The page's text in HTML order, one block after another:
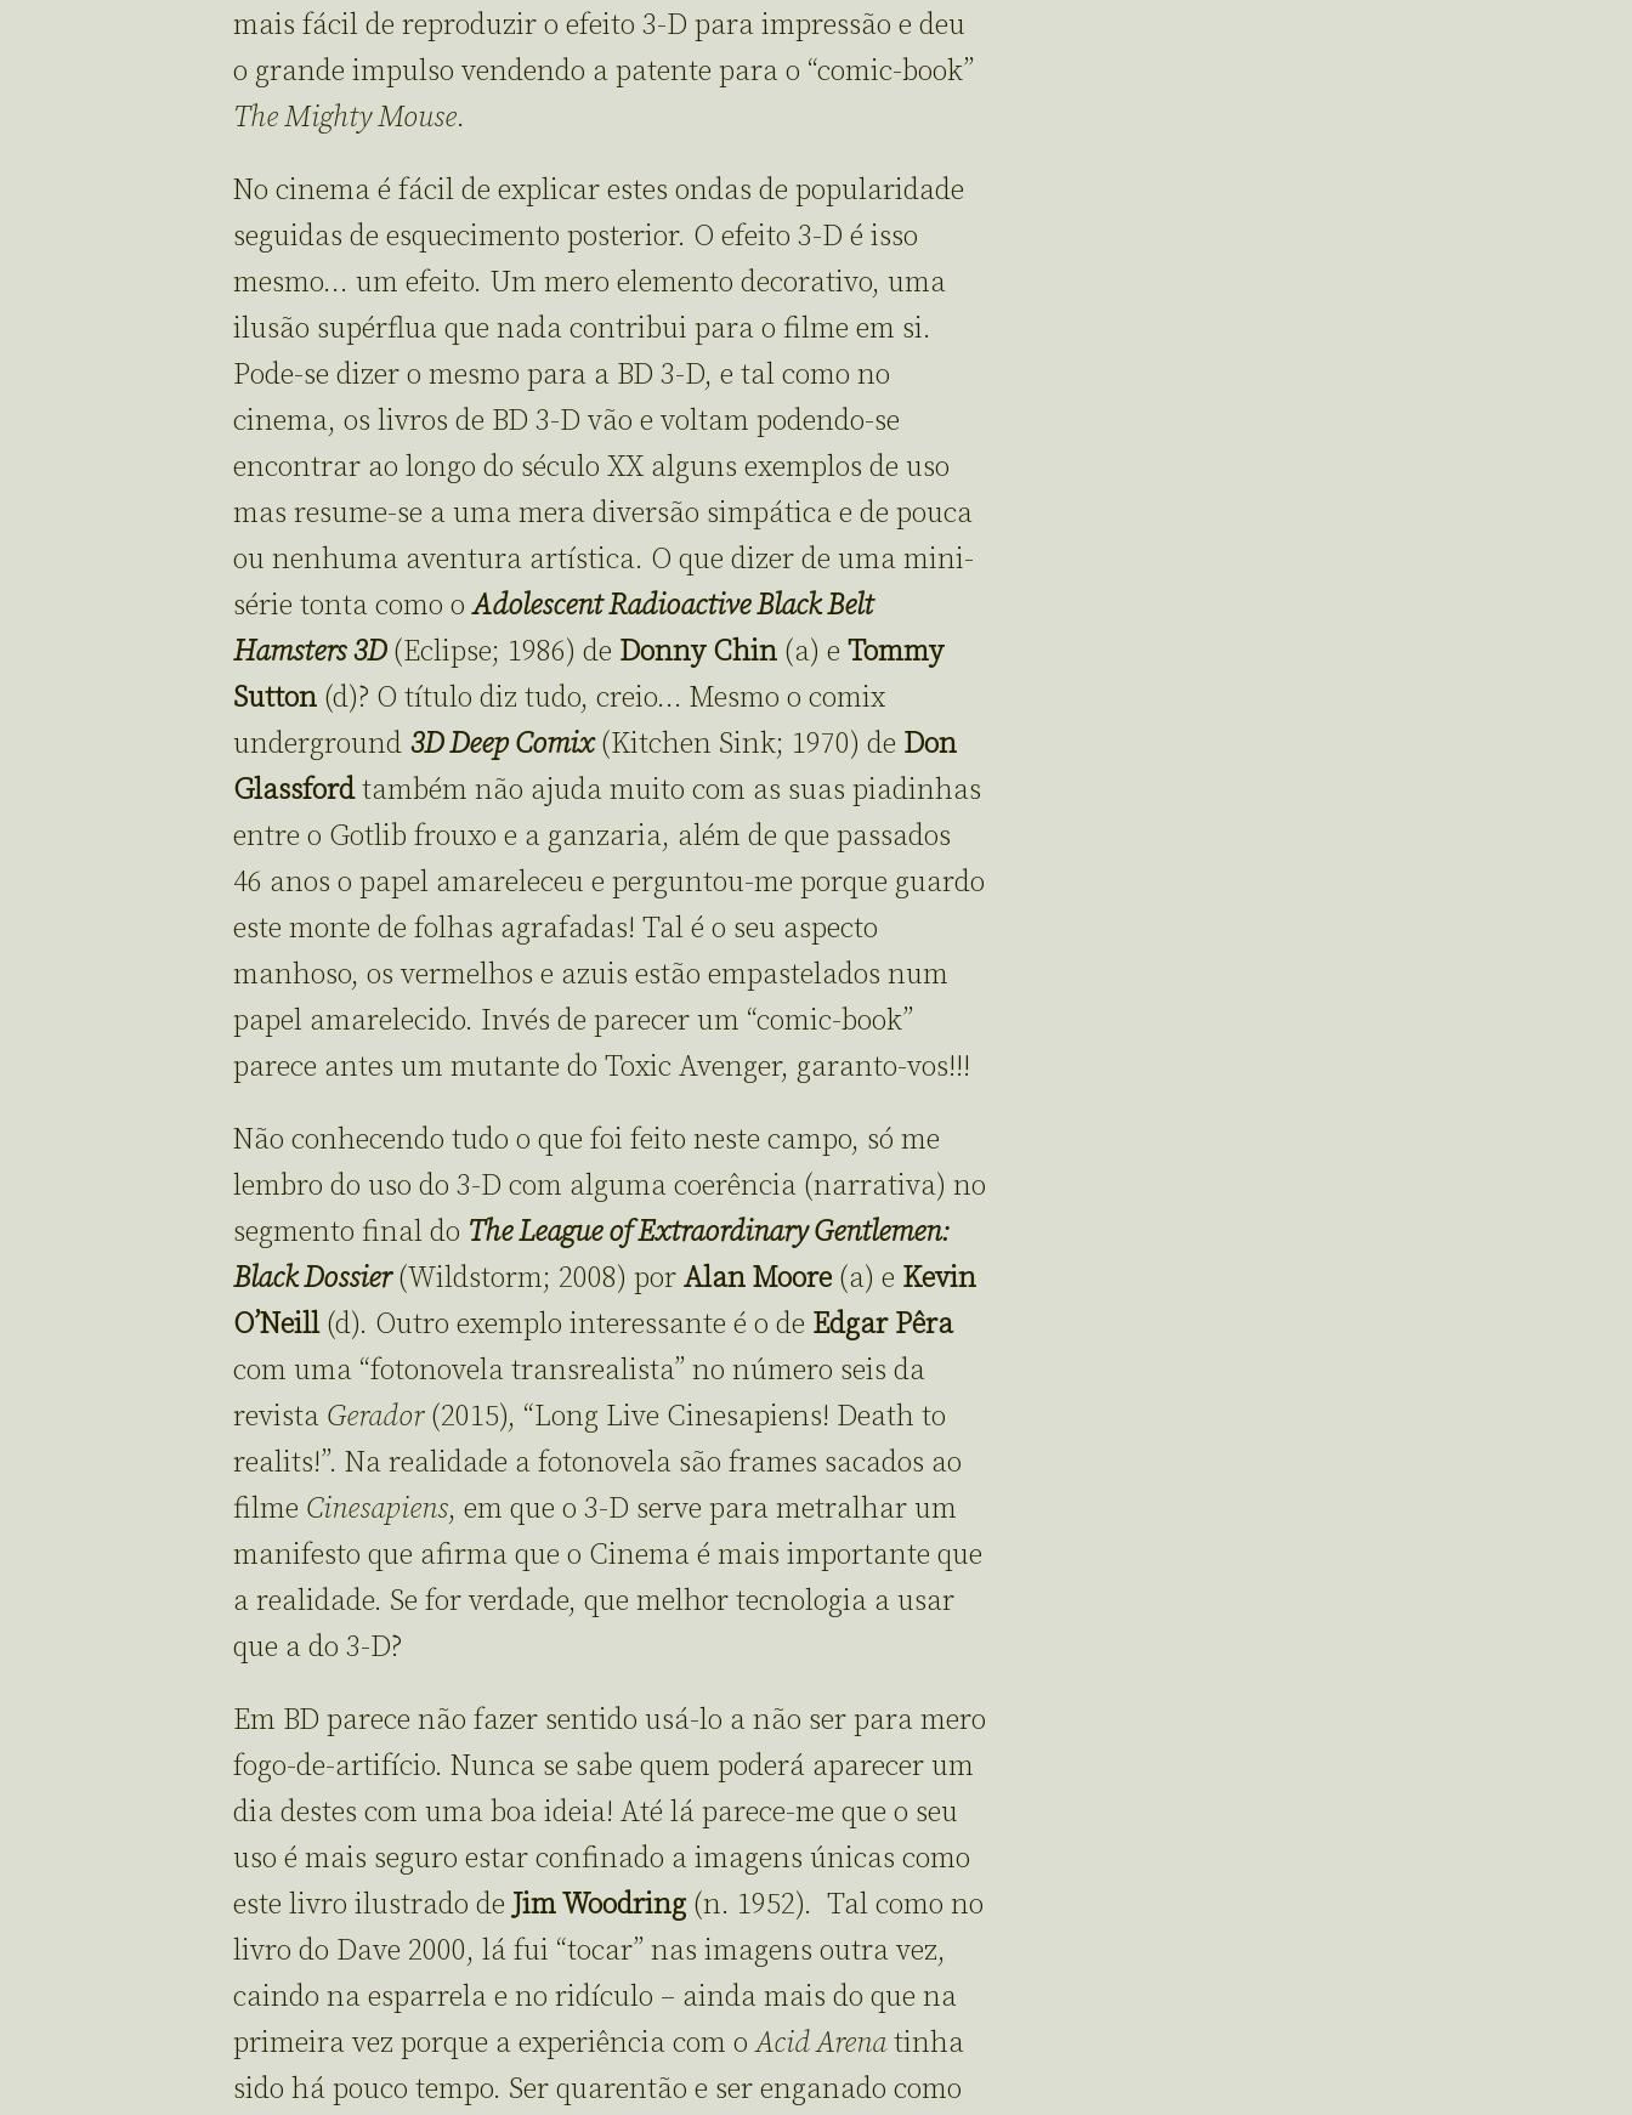
mais fácil de reproduzir o efeito 3-D para impressão e deu
o grande impulso vendendo a patente para o “comic-book”
The Mighty Mouse.
No cinema é fácil de explicar estes ondas de popularidade
seguidas de esquecimento posterior. O efeito 3-D é isso
mesmo… um efeito. Um mero elemento decorativo, uma
ilusão supérflua que nada contribui para o filme em si.
Pode-se dizer o mesmo para a BD 3-D, e tal como no
cinema, os livros de BD 3-D vão e voltam podendo-se
encontrar ao longo do século XX alguns exemplos de uso
mas resume-se a uma mera diversão simpática e de pouca
ou nenhuma aventura artística. O que dizer de uma mini-
série tonta como oAdolescent Radioactive Black Belt
Hamsters 3D(Eclipse; 1986) de Donny Chin (a) e Tommy
Sutton (d)? O título diz tudo, creio… Mesmo o comix
underground 3D Deep Comix(Kitchen Sink; 1970) de Don
Glassfordtambém não ajuda muito com as suas piadinhas
entre o Gotlib frouxo e a ganzaria, além de que passados
46 anos o papel amareleceu e perguntou-me porque guardo
este monte de folhas agrafadas! Tal é o seu aspecto
manhoso, os vermelhos e azuis estão empastelados num
papel amarelecido. Invés de parecer um “comic-book”
parece antes um mutante do Toxic Avenger, garanto-vos!!!
Não conhecendo tudo o que foi feito neste campo, só me
lembro do uso do 3-D com alguma coerência (narrativa) no
segmento final do The League of Extraordinary Gentlemen:
Black Dossier(Wildstorm; 2008) por Alan Moore (a) e Kevin
O’Neill(d). Outro exemplo interessante é o de Edgar Pêra
com uma “fotonovela transrealista” no número seis da
revista Gerador(2015), “Long Live Cinesapiens! Death to
realits!”. Na realidade a fotonovela são frames sacados ao
filme Cinesapiens, em que o 3-D serve para metralhar um
manifesto que afirma que o Cinema é mais importante que
a realidade. Se for verdade, que melhor tecnologia a usar
que a do 3-D?
Em BD parece não fazer sentido usá-lo a não ser para mero
fogo-de-artifício. Nunca se sabe quem poderá aparecer um
dia destes com uma boa ideia! Até lá parece-me que o seu
uso é mais seguro estar confinado a imagens únicas como
este livro ilustrado de Jim Woodring (n. 1952). Tal como no
livro do Dave 2000, lá fui “tocar” nas imagens outra vez,
caindo na esparrela e no ridículo – ainda mais do que na
primeira vez porque a experiência com oAcid Arenatinha
sido há pouco tempo. Ser quarentão e ser enganado como